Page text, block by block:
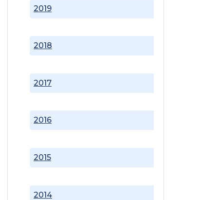
2014
2015
2016
2017
2018
2019